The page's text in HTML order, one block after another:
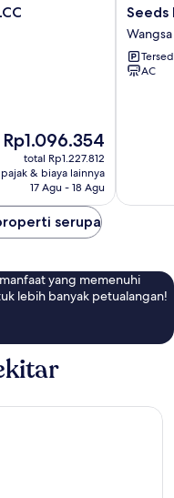
Harga
sekarang
Rp1.096.354
Rp1.096.354
total Rp1.227.812
& biaya lainnya
17 Agu - 18 Agu
Seeds
Hotel
Wangsa
Maju
Wangsa
Seeds
AC
serupa
yang memenuhi
lebih banyak petualangan!